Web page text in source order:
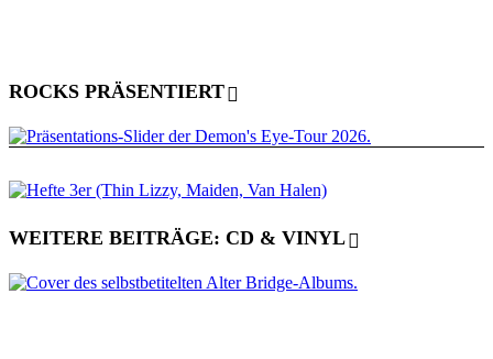
ROCKS PRÄSENTIERT
WEITERE BEITRÄGE: CD & VINYL